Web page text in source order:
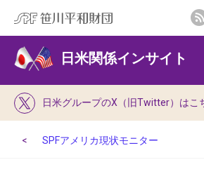
日米関係インサイト
日米グループのX（旧Twitter）はこ
SPFアメリカ現状モニター